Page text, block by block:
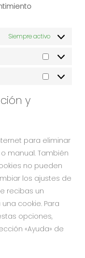
Siempre activo
y
para eliminar
manual. También
no pueden
los ajustes de
recibas un
cookie. Para
opciones,
«Ayuda» de